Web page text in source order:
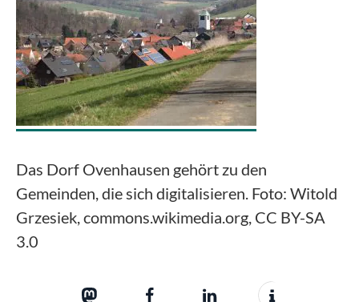
Das Dorf Ovenhausen gehört zu den
Gemeinden, die sich digitalisieren. Foto: Witold
Grzesiek, commons.wikimedia.org, CC BY-SA
3.0